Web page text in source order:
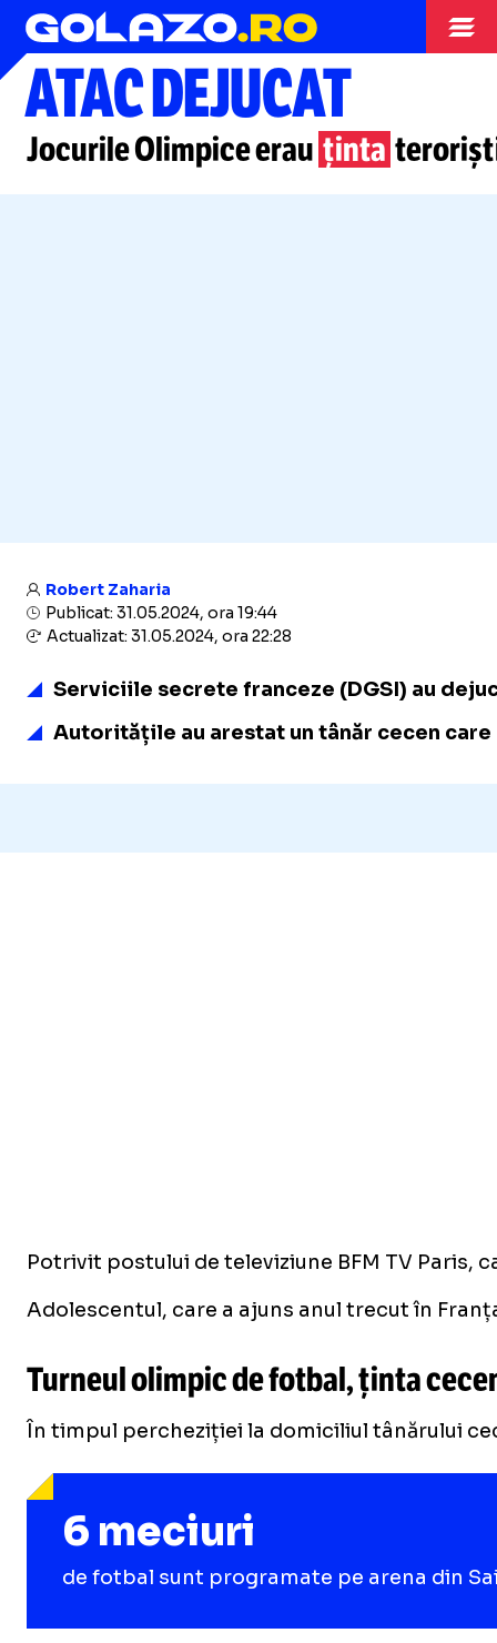
Jocurile Olimpice
ATAC DEJUCAT
Jocurile Olimpice erau ținta
Robert Zaharia
Publicat: 31.05.2024, ora 19:44
Actualizat: 31.05.2024, ora 22:28
Serviciile secrete franceze (DGSI) au
Autoritățile au arestat un tânăr cecen
Potrivit postului de televiziune BFM TV Paris,
Adolescentul, care a ajuns anul trecut în
Turneul olimpic de fotbal, ținta
În timpul percheziției la domiciliul tânărului
6 meciuri
de fotbal sunt programate pe arena din